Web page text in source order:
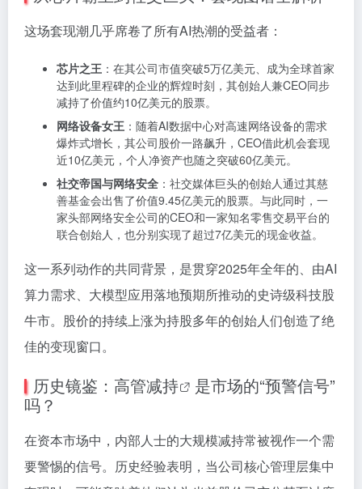
这场套现潮几乎席卷了所有AI热潮的受益者：
芯片之王 ：在其公司市值突破5万亿美元、成为全球首家
达到此里程碑的企业的辉煌时刻，其创始人兼CEO同步
减持了价值约10亿美元的股票。
网络设备女王 ：随着AI数据中心对高速网络设备的需求
爆炸式增长，其公司股价一路飙升，CEO借此机会套现
近10亿美元，个人净资产也随之突破60亿美元。
社交帝国与网络安全 ：社交媒体巨头的创始人通过其慈
善基金会出售了价值9.45亿美元的股票。与此同时，一
家头部网络安全公司的CEO和一家知名零售交易平台的
联合创始人，也分别实现了超过7亿美元的现金收益。
这一系列动作的共同背景，是贯穿2025年全年的、由AI
算力需求、大模型应用落地预期所推动的史诗级科技股
牛市。股价的持续上涨为持股多年的创始人们创造了绝
佳的变现窗口。
历史镜鉴： 高管减持
是市场的“预警信号”
吗？
在资本市场中，内部人士的大规模减持常被视作一个需
要警惕的信号。历史经验表明，当公司核心管理层集中